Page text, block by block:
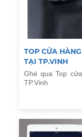
TOP CỬA
TẠI TP.VINH
Ghé qua Top
TP.Vinh